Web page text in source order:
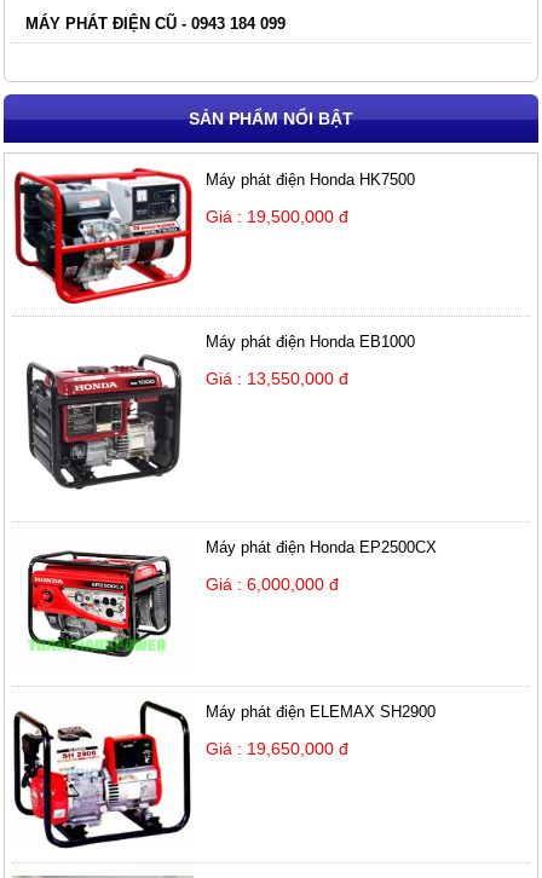
MÁY PHÁT ĐIỆN CŨ - 0943 184 099
SẢN PHẨM NỔI BẬT
Máy phát điện Honda HK7500
Giá : 19,500,000 đ
Máy phát điện Honda EB1000
Giá : 13,550,000 đ
Máy phát điện Honda EP2500CX
Giá : 6,000,000 đ
Máy phát điện ELEMAX SH2900
Giá : 19,650,000 đ